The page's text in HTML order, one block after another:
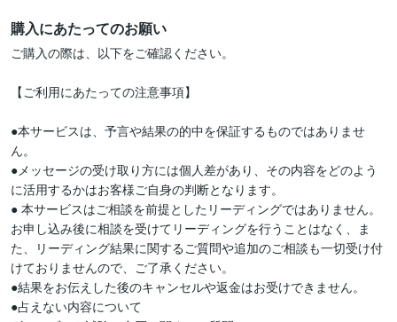
購入にあたってのお願い
ご購入の際は、以下をご確認ください。
【ご利用にあたっての注意事項】
●本サービスは、予言や結果の的中を保証するものではありませ
ん。
●メッセージの受け取り方には個人差があり、その内容をどのよう
に活用するかはお客様ご自身の判断となります。
● 本サービスはご相談を前提としたリーディングではありません。
お申し込み後に相談を受けてリーディングを行うことはなく、ま
た、リーディング結果に関するご質問や追加のご相談も一切受け付
けておりませんので、ご了承ください。
●結果をお伝えした後のキャンセルや返金はお受けできません。
●占えない内容について